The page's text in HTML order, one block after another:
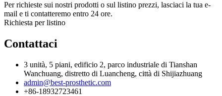
Per richieste sui nostri prodotti o sul listino prezzi, lasciaci la tua e-
mail e ti contatteremo entro 24 ore.
Richiesta per listino
Contattaci
3 unità, 5 piani, edificio 2, parco industriale di Tianshan
Wanchuang, distretto di Luancheng, città di Shijiazhuang
admin@best-prosthetic.com
+86-18932723461